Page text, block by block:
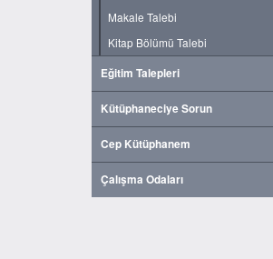
Makale Talebi
Kitap Bölümü Talebi
Eğitim Talepleri
Kütüphaneciye Sorun
Cep Kütüphanem
Çalışma Odaları